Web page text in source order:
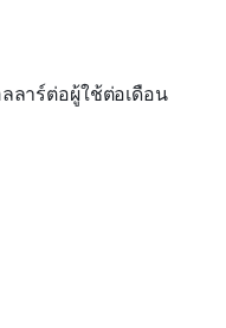
ลาร์ต่อผู้ใช้ต่อเดือน